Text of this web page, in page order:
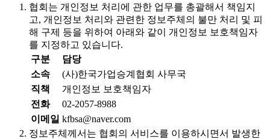
협회는 개인정보 처리에 관한 업무를 총괄해서 책임지
고, 개인정보 처리와 관련한 정보주체의 불만 처리 및 피
해 구제 등을 위하여 아래와 같이 개인정보 보호책임자
를 지정하고 있습니다.
구분
담당
소속
(사)한국가업승계협회 사무국
직책
개인정보 보호책임자
전화
02-2057-8988
이메일 kfbsa@naver.com
정보주체께서는 협회의 서비스를 이용하시면서 발생한